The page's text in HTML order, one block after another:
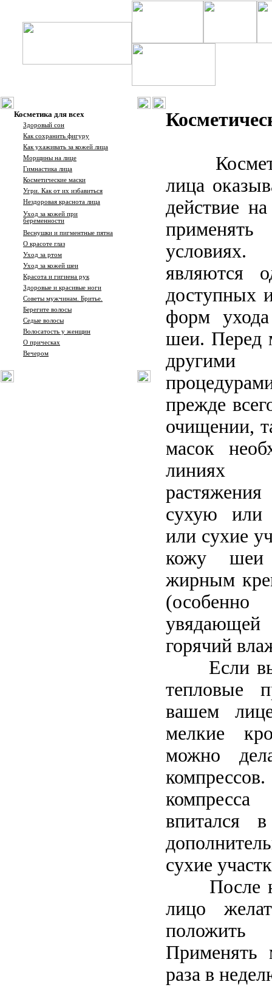
Косметика для всех
Здоровый сон
Как сохранить фигуру
Как ухаживать за кожей лица
Морщины на лице
Гимнастика лица
Косметические маски
Угри Как от их избавиться
Нездоровая краснота лица
Уход за кожей при
беременности
Веснушки и пигментные пятна
О красоте глаз
Уход за ртом
Уход за кожей шеи
Красота и гигиена рук
Здоровые и красивые ноги
Советы мужчинам. Бритье.
Берегите волосы
Седые волосы
Волосатость у женщин
О прическах
Вечером
лица
действие
являются
доступных
форм
шеи. Перед
другими
прежде
очищении,
масок
линиях
сухую или
или сухие
кожу шеи
жирным
горячий
Если
тепловые
вашем
мелкие
можно
впитался
сухие
После
лицо
раза в